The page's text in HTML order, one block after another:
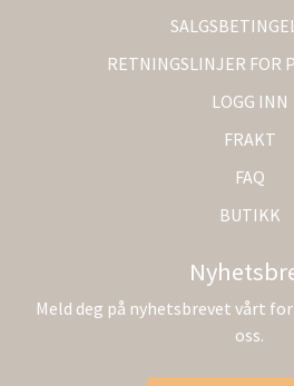
RETNINGSLINJER FOR
LOGG INN
FRAKT
FAQ
BUTIKK
Meld deg på nyhetsbrevet vårt
oss.